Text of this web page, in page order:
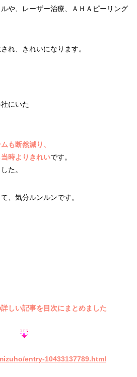
や、レーザー治療、ＡＨＡピーリング
れ、きれいになります。
にいた
も断然減り、
時よりきれいです。
た。
、気分ルンルンです。
しい記事を目次にまとめました
entry-10433137789.html